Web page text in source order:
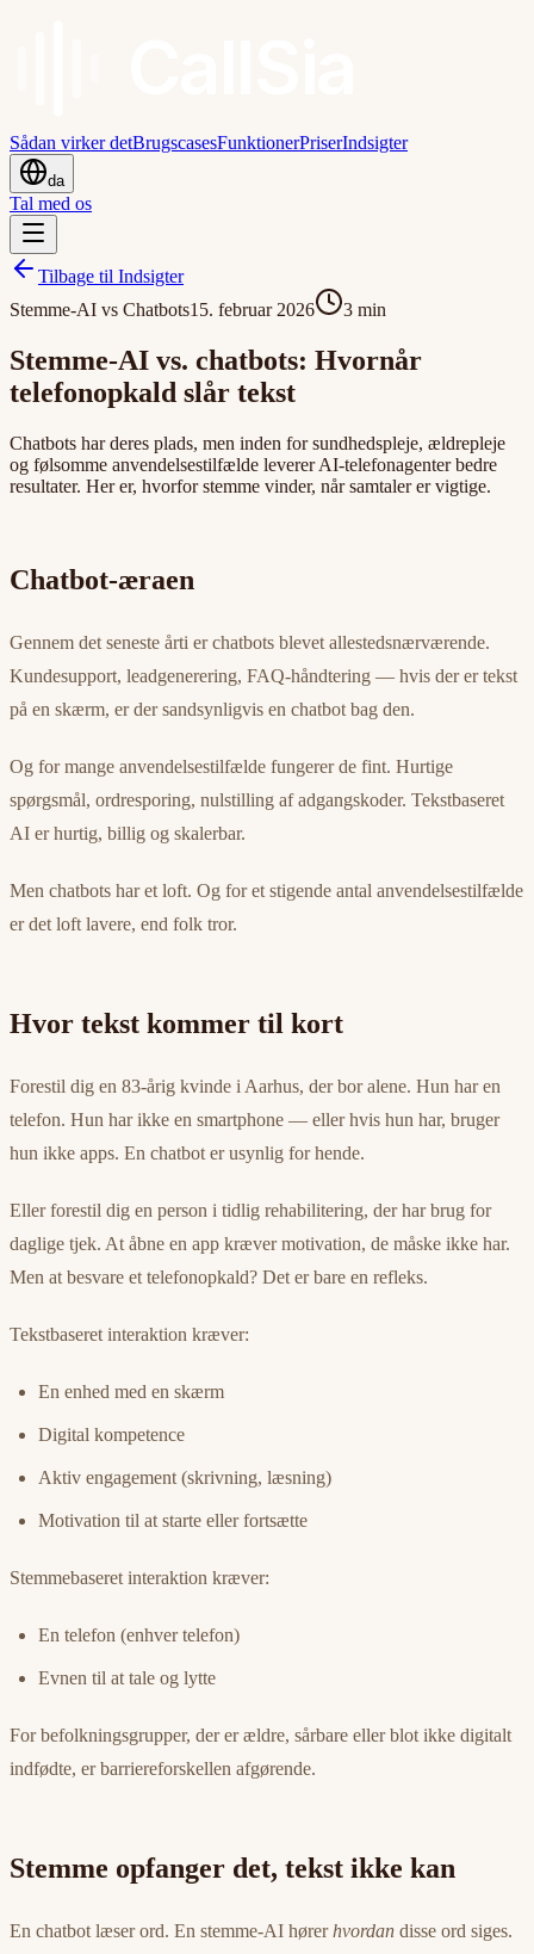
Sådan virker detBrugscasesFunktionerPriserIndsigter
da
Tal med os
Tilbage til Indsigter
Stemme-AI vs Chatbots15. februar 2026 3 min
Stemme-AI vs. chatbots: Hvornår
telefonopkald slår tekst
Chatbots har deres plads, men inden for sundhedspleje, ældrepleje
og følsomme anvendelsestilfælde leverer AI-telefonagenter bedre
resultater. Her er, hvorfor stemme vinder, når samtaler er vigtige.
Chatbot-æraen
Gennem det seneste årti er chatbots blevet allestedsnærværende.
Kundesupport, leadgenerering, FAQ-håndtering — hvis der er tekst
på en skærm, er der sandsynligvis en chatbot bag den.
Og for mange anvendelsestilfælde fungerer de fint. Hurtige
spørgsmål, ordresporing, nulstilling af adgangskoder. Tekstbaseret
AI er hurtig, billig og skalerbar.
Men chatbots har et loft. Og for et stigende antal anvendelsestilfælde
er det loft lavere, end folk tror.
Hvor tekst kommer til kort
Forestil dig en 83-årig kvinde i Aarhus, der bor alene. Hun har en
telefon. Hun har ikke en smartphone — eller hvis hun har, bruger
hun ikke apps. En chatbot er usynlig for hende.
Eller forestil dig en person i tidlig rehabilitering, der har brug for
daglige tjek. At åbne en app kræver motivation, de måske ikke har.
Men at besvare et telefonopkald? Det er bare en refleks.
Tekstbaseret interaktion kræver:
En enhed med en skærm
Digital kompetence
Aktiv engagement (skrivning, læsning)
Motivation til at starte eller fortsætte
Stemmebaseret interaktion kræver:
En telefon (enhver telefon)
Evnen til at tale og lytte
For befolkningsgrupper, der er ældre, sårbare eller blot ikke digitalt
indfødte, er barriereforskellen afgørende.
Stemme opfanger det, tekst ikke kan
En chatbot læser ord. En stemme-AI hørerhvordan disse ord siges.